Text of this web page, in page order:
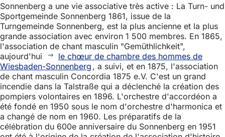
Sonnenberg a une vie associative très active : La Turn- und
Sportgemeinde Sonnenberg 1861, issue de la
Turngemeinde Sonnenberg, est la plus ancienne et la plus
grande association avec environ 1 500 membres. En 1865,
l'association de chant masculin "Gemüthlichkeit",
aujourd'hui
le chœur de chambre des hommes de
Wiesbaden-Sonnenberg , a suivi, et en 1875, l'association
de chant masculin Concordia 1875 e.V. C'est un grand
incendie dans la Talstraße qui a déclenché la création des
pompiers volontaires en 1896. L'orchestre d'accordéon a
été fondé en 1950 sous le nom d'orchestre d'harmonica et
a changé de nom en 1960. Les préparatifs de la
célébration du 600e anniversaire du Sonnenberg en 1951